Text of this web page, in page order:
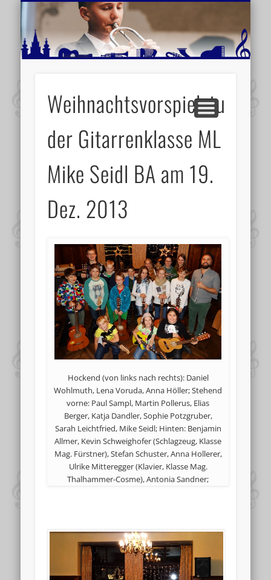
MUSIKSCHULE MARIAZELL
AKTUELLE BERICHTE
SCHULE
VIDEOS
VERANSTALTUNGSTIPPS
WEITERE INFORMATIONEN
Weihnachtsvorspielstunde
der Gitarrenklasse ML
Mike Seidl BA am 19.
Dez. 2013
Hockend (von links nach rechts): Daniel
Wohlmuth, Lena Voruda, Anna Höller; Stehend
vorne: Paul Sampl, Martin Pollerus, Elias
Berger, Katja Dandler, Sophie Potzgruber,
Sarah Leichtfried, Mike Seidl; Hinten: Benjamin
Allmer, Kevin Schweighofer (Schlagzeug, Klasse
Mag. Fürstner), Stefan Schuster, Anna Hollerer,
Ulrike Mitteregger (Klavier, Klasse Mag.
Thalhammer-Cosme), Antonia Sandner;